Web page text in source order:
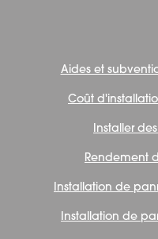
Aides et
Coût
Installer
Rendement
Installation de
Installation de